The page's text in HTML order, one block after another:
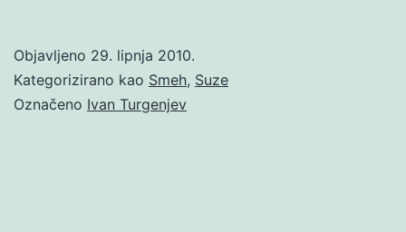
Objavljeno 29. lipnja 2010.
Kategorizirano kao Smeh, Suze
Označeno Ivan Turgenjev